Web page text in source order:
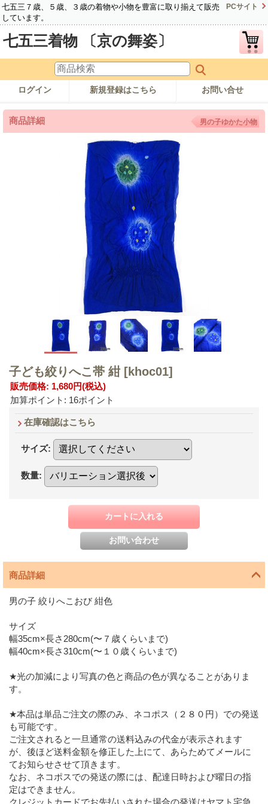
七五三７歳、５歳、３歳の着物や小物を豊富に取り揃えて販売
しています。
PCサイト
七五三着物 〔京の舞姿〕
ログイン 新規登録はこちら お問い合せ
商品詳細 男の子ゆかた小物
子ども絞りへこ帯 紺 [khoc01]
販売価格: 1,680円(税込)
加算ポイント: 16ポイント
在庫確認はこちら
サイズ:
数量:
商品詳細
男の子 絞りへこおび 紺色
サイズ
幅35cm×長さ280cm(〜７歳くらいまで)
幅40cm×長さ310cm(〜１０歳くらいまで)
★光の加減により写真の色と商品の色が異なることがありま
す。
★本品は単品ご注文の際のみ、ネコポス（２８０円）での発送
も可能です。
ご注文されると一旦通常の送料込みの代金が表示されます
が、後ほど送料金額を修正した上にて、あらためてメールに
てお知らせさせて頂きます。
なお、ネコポスでの発送の際には、配達日時および曜日の指
定はできません。
クレジットカードでお先払いされた場合の発送はヤマト宅急